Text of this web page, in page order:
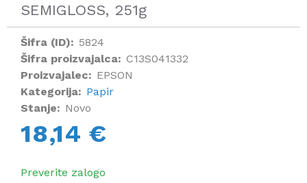
SEMIGLOSS, 251g
Šifra (ID): 5824
Šifra proizvajalca: C13S041332
Proizvajalec: EPSON
Kategorija: Papir
Stanje: Novo
18,14 €
Preverite zalogo